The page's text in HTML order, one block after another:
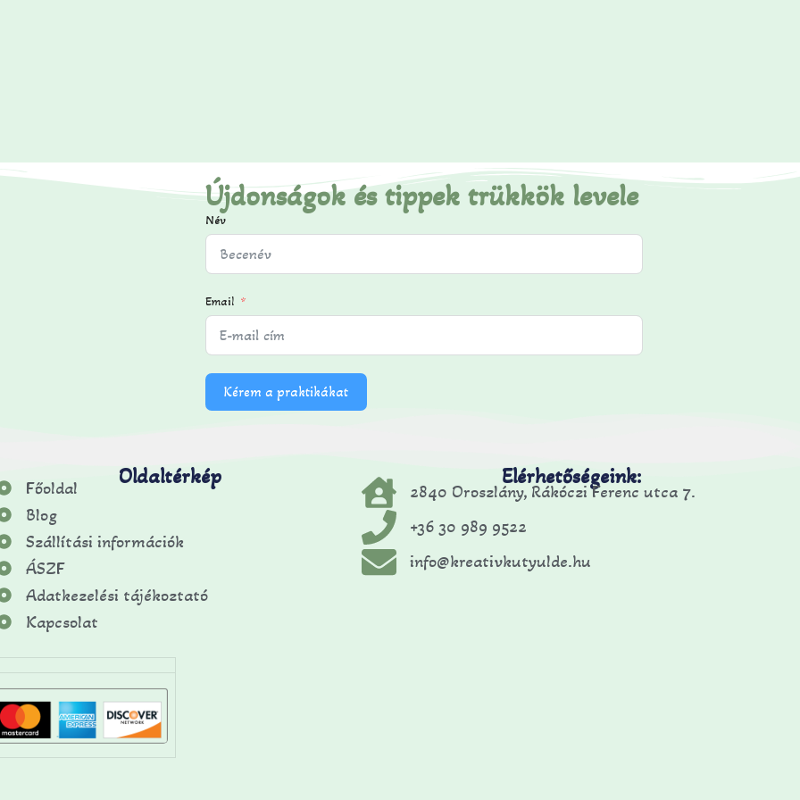
Újdonságok és tippek trükkök levele
Név
Email
Kérem a praktikákat
Oldaltérkép
Főoldal
Blog
Szállítási információk
ÁSZF
Adatkezelési tájékoztató
Kapcsolat
Elérhetőségeink:
2840 Oroszlány, Rákóczi Ferenc utca 7.
+36 30 989 9522
info@kreativkutyulde.hu